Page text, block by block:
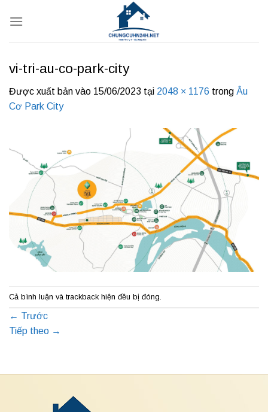
qua
vi-tri-au-co-park-city
Được xuất bản vào 15/06/2023 tại 2048 × 1176 trong Âu
Cơ Park City
Cả bình luận và trackback hiện đều bị đóng.
← Trước
Tiếp theo →